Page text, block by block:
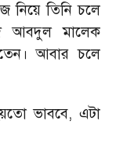
নিয়ে তিনি চলে
আবদুল মালেক
আবার চলে
ভাববে,এটা